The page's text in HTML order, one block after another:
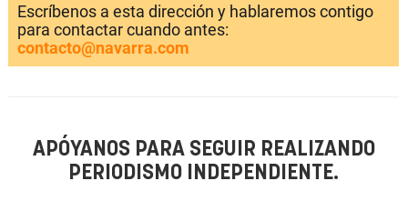
Escríbenos a esta dirección y hablaremos contigo
para contactar cuando antes:
contacto@navarra.com
APÓYANOS PARA SEGUIR REALIZANDO
PERIODISMO INDEPENDIENTE.